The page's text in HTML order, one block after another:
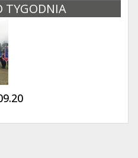
TYGODNIA